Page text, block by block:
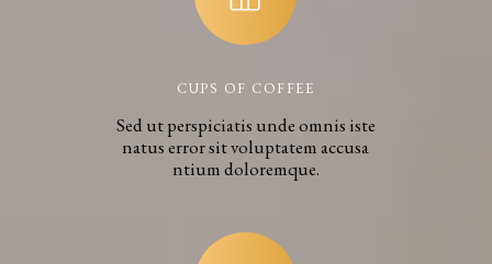
CUPS OF COFFEE
Sed ut perspiciatis unde omnis iste
natus error sit voluptatem accusa
ntium doloremque.